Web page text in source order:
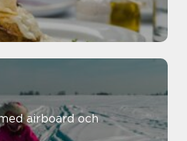
airboard och